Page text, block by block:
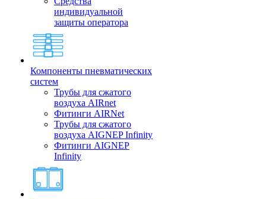
индивидуальной
защиты оператора
Компоненты пневматических
систем
Трубы для сжатого
воздуха AIRnet
Фитинги AIRNet
Трубы для сжатого
воздуха AIGNEP Infinity
Фитинги AIGNEP
Infinity